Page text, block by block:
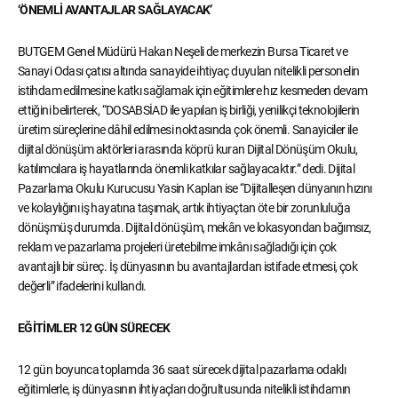
‘ÖNEMLİ AVANTAJLAR SAĞLAYACAK’
BUTGEM Genel Müdürü Hakan Neşeli de merkezin Bursa Ticaret ve
Sanayi Odası çatısı altında sanayide ihtiyaç duyulan nitelikli personelin
istihdam edilmesine katkı sağlamak için eğitimlere hız kesmeden devam
ettiğini belirterek, “DOSABSİAD ile yapılan iş birliği, yenilikçi teknolojilerin
üretim süreçlerine dâhil edilmesi noktasında çok önemli. Sanayiciler ile
dijital dönüşüm aktörleri arasında köprü kuran Dijital Dönüşüm Okulu,
katılımcılara iş hayatlarında önemli katkılar sağlayacaktır.” dedi. Dijital
Pazarlama Okulu Kurucusu Yasin Kaplan ise “Dijitalleşen dünyanın hızını
ve kolaylığını iş hayatına taşımak, artık ihtiyaçtan öte bir zorunluluğa
dönüşmüş durumda. Dijital dönüşüm, mekân ve lokasyondan bağımsız,
reklam ve pazarlama projeleri üretebilme imkânı sağladığı için çok
avantajlı bir süreç. İş dünyasının bu avantajlardan istifade etmesi, çok
değerli” ifadelerini kullandı.
EĞİTİMLER 12 GÜN SÜRECEK
12 gün boyunca toplamda 36 saat sürecek dijital pazarlama odaklı
eğitimlerle, iş dünyasının ihtiyaçları doğrultusunda nitelikli istihdamın